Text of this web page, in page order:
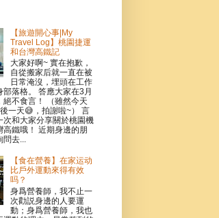
【旅遊開心事|My
Travel Log】桃園捷運
和台灣高鐵記
大家好啊~ 實在抱歉，
自從搬家后就一直在被
日常淹沒，埋頭在工作
部落格。 答應大家在3月
絕不食言！ （雖然今天
一天😅，拍謝啦~） 言
次和大家分享關於桃園機
高鐵哦！ 近期身邊的朋
問去...
【食在營養】在家运动
比戶外運動來得有效
吗？
身爲營養師，我不止一
次勸説身邊的人要運
動；身爲營養師，我也